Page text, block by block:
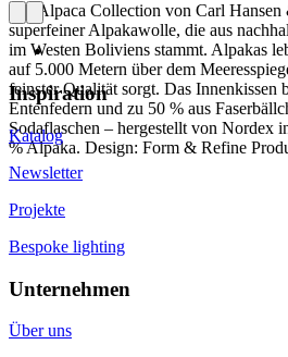
Die Alpaca Collection von Carl Hansen
superfeiner Alpakawolle, die aus
im Westen Boliviens stammt. Alpakas
auf 5.000 Metern über dem
feinster Qualität sorgt. Das Innenkissen
Entenfedern und zu 50 % aus
Sodaflaschen – hergestellt von Nordex
% Alpaka. Design: Form & Refine
Inspiration
Katalog
Newsletter
Projekte
Bespoke lighting
Unternehmen
Über uns